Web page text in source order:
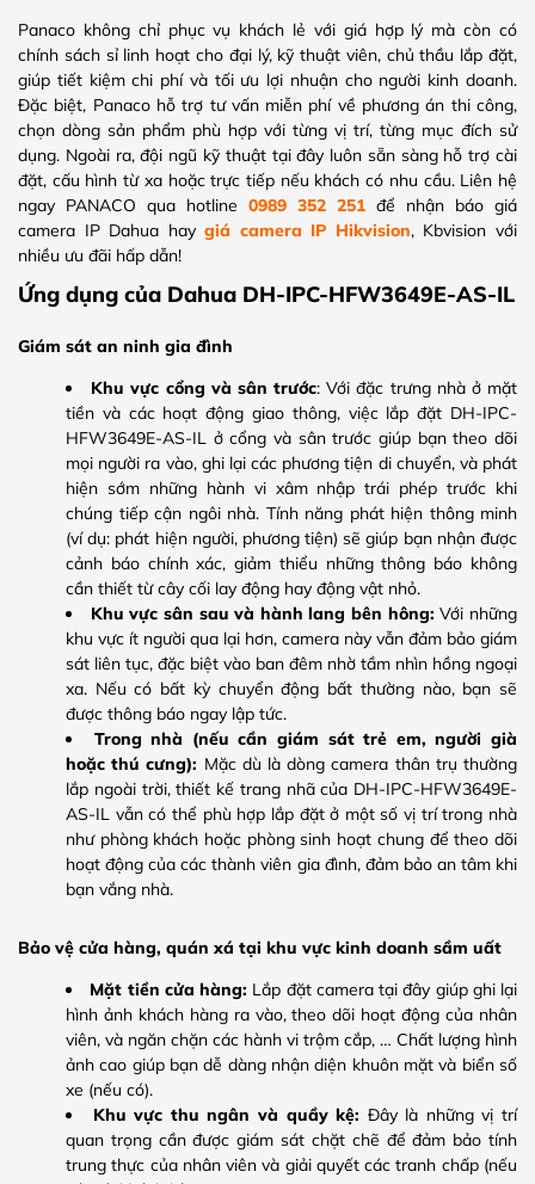
Panaco không chỉ phục vụ khách lẻ với giá hợp lý mà còn có
chính sách sỉ linh hoạt cho đại lý, kỹ thuật viên, chủ thầu lắp đặt,
giúp tiết kiệm chi phí và tối ưu lợi nhuận cho người kinh doanh.
Đặc biệt, Panaco hỗ trợ tư vấn miễn phí về phương án thi công,
chọn dòng sản phẩm phù hợp với từng vị trí, từng mục đích sử
dụng. Ngoài ra, đội ngũ kỹ thuật tại đây luôn sẵn sàng hỗ trợ cài
đặt, cấu hình từ xa hoặc trực tiếp nếu khách có nhu cầu. Liên hệ
ngay PANACO qua hotline 0989 352 251 để nhận báo giá
camera IP Dahua haygiá camera IP Hikvision, Kbvision với
nhiều ưu đãi hấp dẫn!
Ứng dụng của Dahua DH-IPC-HFW3649E-AS-IL
Giám sát an ninh gia đình
Khu vực cổng và sân trước: Với đặc trưng nhà ở mặt
tiền và các hoạt động giao thông, việc lắp đặt DH-IPC-
HFW3649E-AS-IL ở cổng và sân trước giúp bạn theo dõi
mọi người ra vào, ghi lại các phương tiện di chuyển, và phát
hiện sớm những hành vi xâm nhập trái phép trước khi
chúng tiếp cận ngôi nhà. Tính năng phát hiện thông minh
(ví dụ: phát hiện người, phương tiện) sẽ giúp bạn nhận được
cảnh báo chính xác, giảm thiểu những thông báo không
cần thiết từ cây cối lay động hay động vật nhỏ.
Khu vực sân sau và hành lang bên hông: Với những
khu vực ít người qua lại hơn, camera này vẫn đảm bảo giám
sát liên tục, đặc biệt vào ban đêm nhờ tầm nhìn hồng ngoại
xa. Nếu có bất kỳ chuyển động bất thường nào, bạn sẽ
được thông báo ngay lập tức.
Trong nhà (nếu cần giám sát trẻ em, người già
hoặc thú cưng): Mặc dù là dòng camera thân trụ thường
lắp ngoài trời, thiết kế trang nhã của DH-IPC-HFW3649E-
AS-IL vẫn có thể phù hợp lắp đặt ở một số vị trí trong nhà
như phòng khách hoặc phòng sinh hoạt chung để theo dõi
hoạt động của các thành viên gia đình, đảm bảo an tâm khi
bạn vắng nhà.
Bảo vệ cửa hàng, quán xá tại khu vực kinh doanh sầm uất
Mặt tiền cửa hàng: Lắp đặt camera tại đây giúp ghi lại
hình ảnh khách hàng ra vào, theo dõi hoạt động của nhân
viên, và ngăn chặn các hành vi trộm cắp, … Chất lượng hình
ảnh cao giúp bạn dễ dàng nhận diện khuôn mặt và biển số
xe (nếu có).
Khu vực thu ngân và quầy kệ: Đây là những vị trí
quan trọng cần được giám sát chặt chẽ để đảm bảo tính
trung thực của nhân viên và giải quyết các tranh chấp (nếu